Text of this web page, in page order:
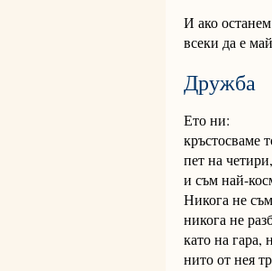
И ако
всеки да е
Дружба
Ето ни:
кръстосваме
пет на четири,
и съм най-
Никога не
никога не
като на гара,
нито от нея